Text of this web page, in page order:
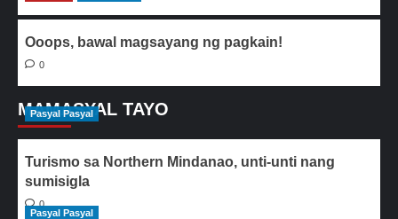
Ooops, bawal magsayang ng pagkain!
0
MAMASYAL TAYO
Pasyal Pasyal
Turismo sa Northern Mindanao, unti-unti nang
sumisigla
0
Pasyal Pasyal